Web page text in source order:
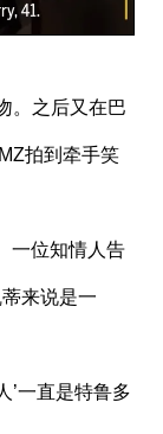
。之后又在巴
拍到牵手笑
一位知情人告
来说是一
’一直是特鲁多